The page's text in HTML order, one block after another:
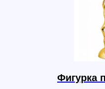
Фигурка